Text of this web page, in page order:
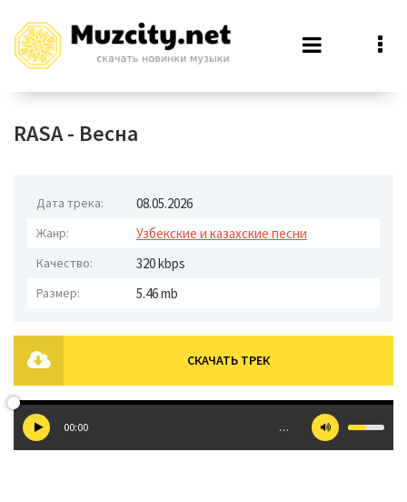
RASA - Весна
Дата трека: 08.05.2026
Жанр: Узбекские и казахские песни
Качество: 320 kbps
Размер: 5.46 mb
СКАЧАТЬ ТРЕК
00:00 …